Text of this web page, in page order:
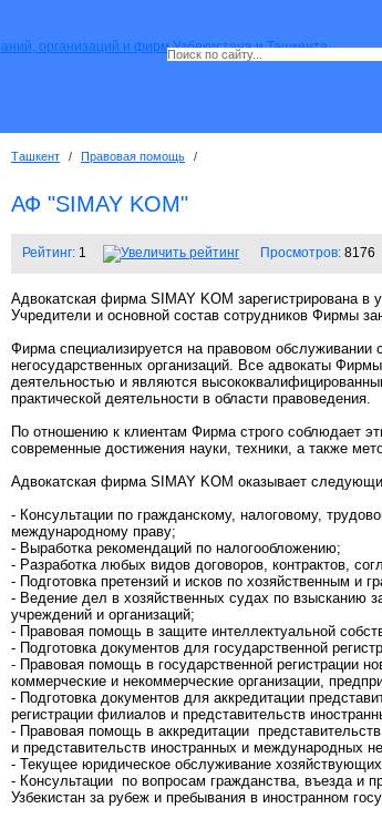
Ташкент / Правовая помощь /
АФ "SIMAY KOM"
Рейтинг: 1 Просмотров: 8176
Адвокатская фирма SIMAY KOM зарегистрирована в
Учредители и основной состав сотрудников Фирмы
Фирма специализируется на правовом обслуживании
негосударственных организаций. Все адвокаты
деятельностью и являются
практической деятельности в области правоведения.
По отношению к клиентам Фирма строго соблюдает
современные достижения науки, техники, а также
Адвокатская фирма SIMAY KOM оказывает
- Консультации по гражданскому, налоговому,
международному праву;
- Выработка рекомендаций по налогообложению;
- Разработка любых видов договоров, контрактов,
- Подготовка претензий и исков по хозяйственным и
- Ведение дел в хозяйственных судах по взысканию
учреждений и организаций;
- Правовая помощь в защите интеллектуальной
- Подготовка документов для государственной
- Правовая помощь в государственной регистрации
коммерческие и некоммерческие организации,
- Подготовка документов для аккредитации
регистрации филиалов и представительств
- Правовая помощь в аккредитации
и представительств иностранных и международных
- Текущее юридическое обслуживание
- Консультации по вопросам гражданства, въезда и
Узбекистан за рубеж и пребывания в иностранном